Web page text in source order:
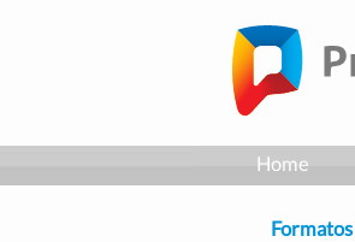
Home
Formatos